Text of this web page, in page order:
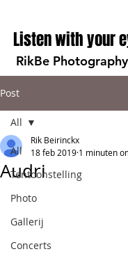
Listen with your
RikBe Photography
Post
All
Tentoonstelling
Photo
Gallerij
Concerts
All
Audri
Rik Beirinckx
18 feb 2019 1 minuten